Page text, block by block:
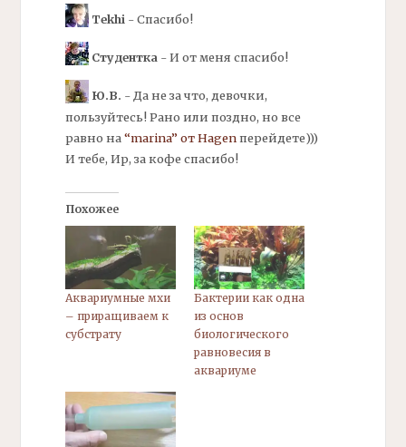
Tekhi- Спасибо!
Студентка- И от меня спасибо!
Ю.В. - Да не за что, девочки,
пользуйтесь! Рано или поздно, но все
равно на“marina” от Hagenперейдете)))
И тебе, Ир, за кофе спасибо!
Похожее
Аквариумные мхи
– приращиваем к
субстрату
Бактерии как одна
из основ
биологического
равновесия в
аквариуме